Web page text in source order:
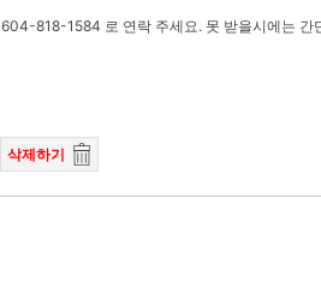
604-818-1584 로 연락 주세요. 못 받을시에는 간
삭제하기